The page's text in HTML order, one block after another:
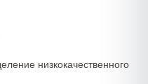
низкокачественного